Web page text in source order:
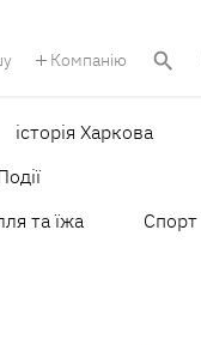
Компанію
історія Харкова
та їжа
Спорт